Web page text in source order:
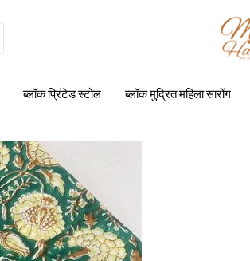
ब्लॉक प्रिंटेड स्टोल ब्लॉक मुद्रित महिला सारोंग